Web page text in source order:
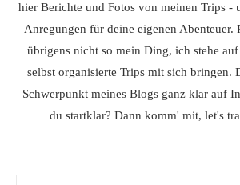
hier Berichte und Fotos von meinen Trips -
Anregungen für deine eigenen Abenteuer.
übrigens nicht so mein Ding, ich stehe
selbst organisierte Trips mit sich bringen.
Schwerpunkt meines Blogs ganz klar auf
du startklar? Dann komm' mit, let's